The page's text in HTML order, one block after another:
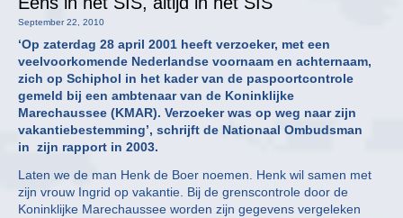
September 22, 2010
‘Op zaterdag 28 april 2001 heeft verzoeker, met een
veelvoorkomende Nederlandse voornaam en achternaam,
zich op Schiphol in het kader van de paspoortcontrole
gemeld bij een ambtenaar van de Koninklijke
Marechaussee (KMAR). Verzoeker was op weg naar zijn
vakantiebestemming’, schrijft de Nationaal Ombudsman
in zijn rapport in 2003.
Laten we de man Henk de Boer noemen. Henk wil samen met
zijn vrouw Ingrid op vakantie. Bij de grenscontrole door de
Koninklijke Marechaussee worden zijn gegevens vergeleken